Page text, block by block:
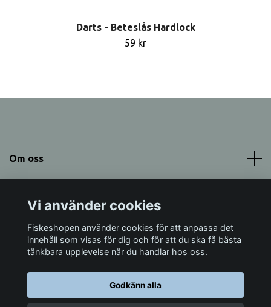
Darts - Beteslås Hardlock
59 kr
Om oss
Sociala medier
Vi använder cookies
Fiskeshopen använder cookies för att anpassa det
innehåll som visas för dig och för att du ska få bästa
tänkbara upplevelse när du handlar hos oss.
Godkänn alla